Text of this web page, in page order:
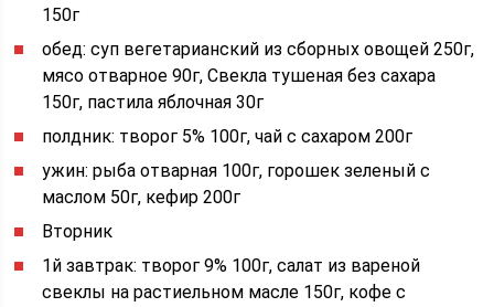
150г
обед: суп вегетарианский из сборных овощей 250г,
мясо отварное 90г, Свекла тушеная без сахара
150г, пастила яблочная 30г
полдник: творог 5% 100г, чай с сахаром 200г
ужин: рыба отварная 100г, горошек зеленый с
маслом 50г, кефир 200г
Вторник
1й завтрак: творог 9% 100г, салат из вареной
свеклы на растиельном масле 150г, кофе с